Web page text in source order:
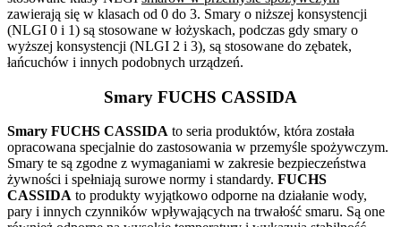
zawierają się w klasach od 0 do 3. Smary o niższej konsystencji
(NLGI 0 i 1) są stosowane w łożyskach, podczas gdy smary o
wyższej konsystencji (NLGI 2 i 3), są stosowane do zębatek,
łańcuchów i innych podobnych urządzeń.
Smary FUCHS CASSIDA
Smary FUCHS CASSIDA to seria produktów, która została
opracowana specjalnie do zastosowania w przemyśle spożywczym.
Smary te są zgodne z wymaganiami w zakresie bezpieczeństwa
żywności i spełniają surowe normy i standardy. FUCHS
CASSIDA to produkty wyjątkowo odporne na działanie wody,
pary i innych czynników wpływających na trwałość smaru. Są one